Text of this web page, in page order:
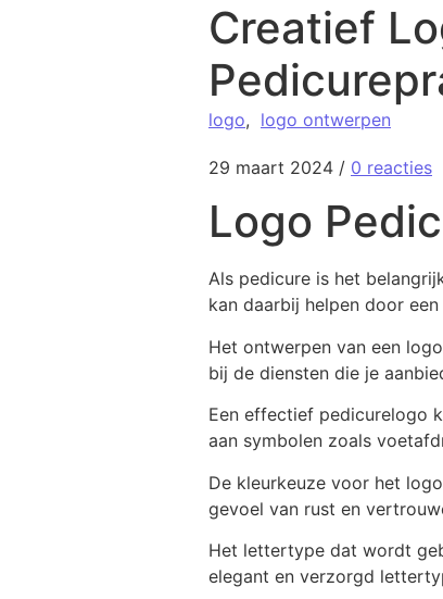
Creatief
logo, logo ontwerpen
29 maart 2024 / 0 reacties
Logo
Als pedicure is het
kan daarbij helpen door
Het ontwerpen van een
bij de diensten die je
Een effectief pedicurelogo
aan symbolen zoals
De kleurkeuze voor het
gevoel van rust en
Het lettertype dat wordt
elegant en verzorgd